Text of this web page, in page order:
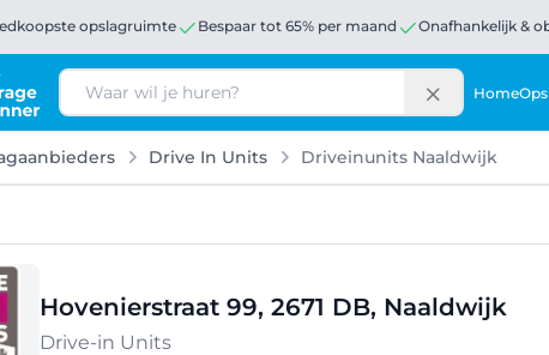
opslagruimte Bespaar tot 65% per maand Onafhankelijk &
Zoeken Home
Drive In Units Driveinunits Naaldwijk
Hovenierstraat 99, 2671 DB, Naaldwijk
Drive-in Units